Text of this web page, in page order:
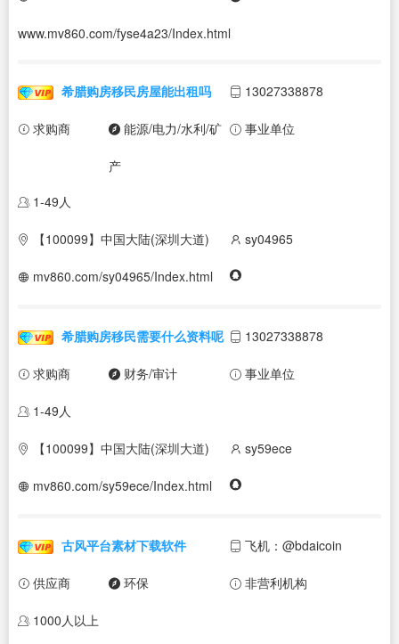
www.mv860.com/fyse4a23/Index.html
希腊购房移民房屋能出租吗 13027338878
求购商 能源/电力/水利/矿
产
事业单位
1-49人
【100099】中国大陆(深圳大道) sy04965
mv860.com/sy04965/Index.html
希腊购房移民需要什么资料呢 13027338878
求购商 财务/审计 事业单位
1-49人
【100099】中国大陆(深圳大道) sy59ece
mv860.com/sy59ece/Index.html
古风平台素材下载软件 飞机：@bdaicoin
供应商 环保 非营利机构
1000人以上